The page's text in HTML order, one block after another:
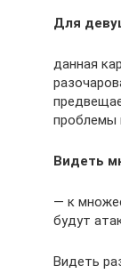
Для
данная
проблемы
Видеть
— к
будут
Видеть